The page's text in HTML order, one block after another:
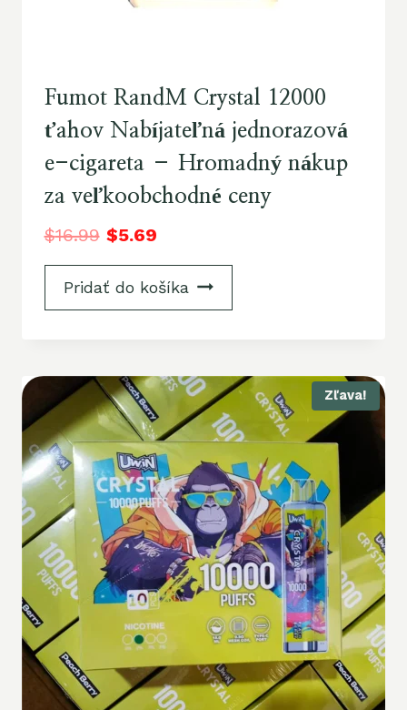
Fumot RandM Crystal 12000
ťahov Nabíjateľná jednorazová
e-cigareta – Hromadný nákup
za veľkoobchodné ceny
$16.99 $5.69
Pridať do košíka
Zľava!